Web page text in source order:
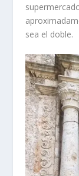
sea el doble.